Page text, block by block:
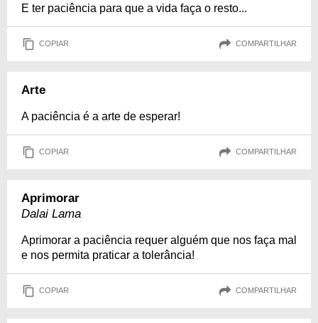
E ter paciência para que a vida faça o resto...
COPIAR COMPARTILHAR
Arte
A paciência é a arte de esperar!
COPIAR COMPARTILHAR
Aprimorar
Dalai Lama
Aprimorar a paciência requer alguém que nos faça mal
e nos permita praticar a tolerância!
COPIAR COMPARTILHAR